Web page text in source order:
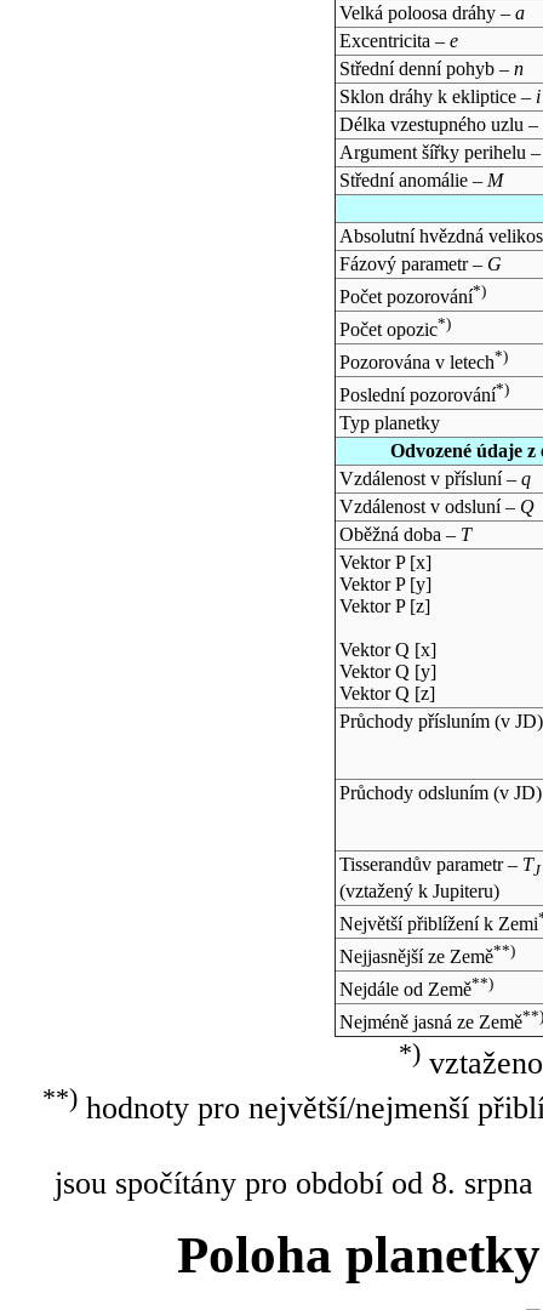
Velká poloosa dráhy – a
Excentricita – e
Střední denní pohyb – n
Sklon dráhy k ekliptice – i
Délka vzestupného uzlu –
Argument šířky perihelu
Střední anomálie – M
Absolutní hvězdná
Fázový parametr – G
Počet pozorování*)
Počet opozic*)
Pozorována v letech*)
Poslední pozorování*)
Typ planetky
Odvozené údaje
Vzdálenost v přísluní – q
Vzdálenost v odsluní – Q
Oběžná doba – T
Vektor P [x]
Vektor P [y]
Vektor P [z]
Vektor Q [x]
Vektor Q [y]
Vektor Q [z]
Průchody přísluním (v JD)
Průchody odsluním (v JD)
Tisserandův parametr – TJ
(vztažený k Jupiteru)
Největší přiblížení k Zemi
Nejjasnější ze Země**)
Nejdále od Země**)
Nejméně jasná ze Země**)
*)
**)hodnoty pro největší/nejmenší
jsou spočítány pro období od 8.
Poloha